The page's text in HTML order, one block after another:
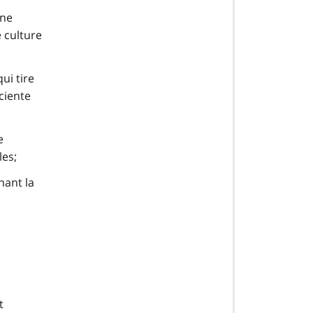
culture
tire
la